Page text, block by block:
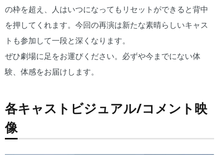
の枠を超え、人はいつになってもリセットができると背中
を押してくれます。今回の再演は新たな素晴らしいキャス
トも参加して一段と深くなります。
ぜひ劇場に足をお運びください。必ずや今までにない体
験、体感をお届けします。
各キャストビジュアル/コメント映
像